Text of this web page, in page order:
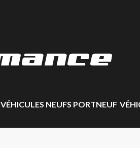
VÉHICULES NEUFS PORTNEUF